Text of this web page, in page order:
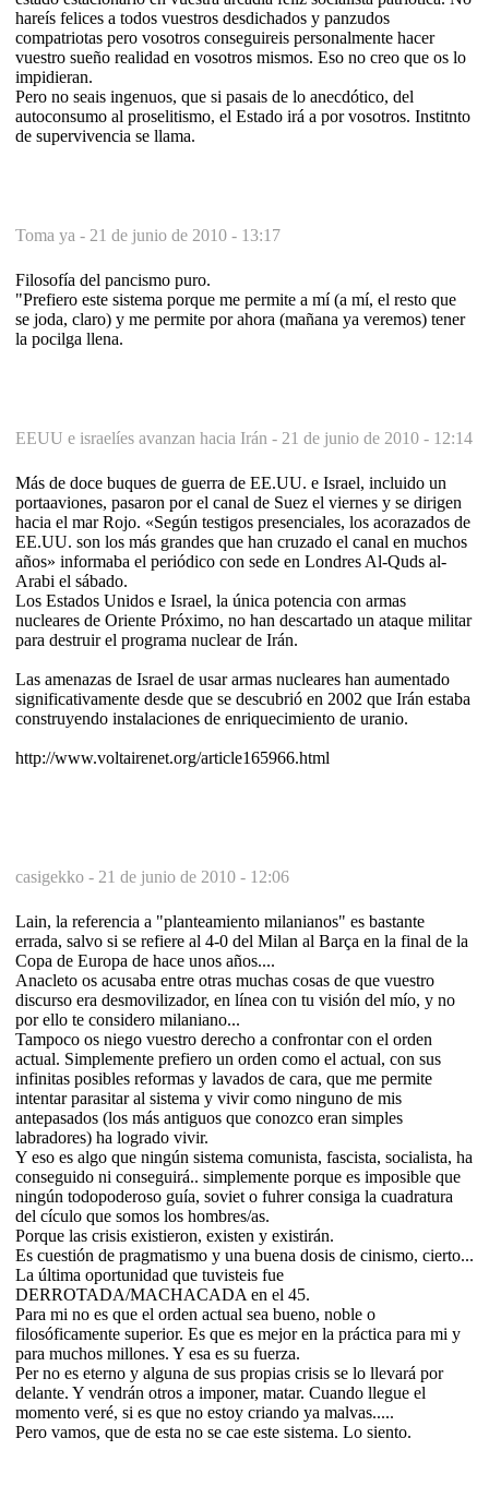
hareís felices a todos vuestros desdichados y panzudos
compatriotas pero vosotros conseguireis personalmente hacer
vuestro sueño realidad en vosotros mismos. Eso no creo que os lo
impidieran.
Pero no seais ingenuos, que si pasais de lo anecdótico, del
autoconsumo al proselitismo, el Estado irá a por vosotros. Institnto
de supervivencia se llama.
Toma ya - 21 de junio de 2010 - 13:17
Filosofía del pancismo puro.
"Prefiero este sistema porque me permite a mí (a mí, el resto que
se joda, claro) y me permite por ahora (mañana ya veremos) tener
la pocilga llena.
EEUU e israelíes avanzan hacia Irán - 21 de junio de 2010 - 12:14
Más de doce buques de guerra de EE.UU. e Israel, incluido un
portaaviones, pasaron por el canal de Suez el viernes y se dirigen
hacia el mar Rojo. «Según testigos presenciales, los acorazados de
EE.UU. son los más grandes que han cruzado el canal en muchos
años» informaba el periódico con sede en Londres Al-Quds al-
Arabi el sábado.
Los Estados Unidos e Israel, la única potencia con armas
nucleares de Oriente Próximo, no han descartado un ataque militar
para destruir el programa nuclear de Irán.
Las amenazas de Israel de usar armas nucleares han aumentado
significativamente desde que se descubrió en 2002 que Irán estaba
construyendo instalaciones de enriquecimiento de uranio.
http://www.voltairenet.org/article165966.html
casigekko - 21 de junio de 2010 - 12:06
Lain, la referencia a "planteamiento milanianos" es bastante
errada, salvo si se refiere al 4-0 del Milan al Barça en la final de la
Copa de Europa de hace unos años....
Anacleto os acusaba entre otras muchas cosas de que vuestro
discurso era desmovilizador, en línea con tu visión del mío, y no
por ello te considero milaniano...
Tampoco os niego vuestro derecho a confrontar con el orden
actual. Simplemente prefiero un orden como el actual, con sus
infinitas posibles reformas y lavados de cara, que me permite
intentar parasitar al sistema y vivir como ninguno de mis
antepasados (los más antiguos que conozco eran simples
labradores) ha logrado vivir.
Y eso es algo que ningún sistema comunista, fascista, socialista, ha
conseguido ni conseguirá.. simplemente porque es imposible que
ningún todopoderoso guía, soviet o fuhrer consiga la cuadratura
del cículo que somos los hombres/as.
Porque las crisis existieron, existen y existirán.
Es cuestión de pragmatismo y una buena dosis de cinismo, cierto...
La última oportunidad que tuvisteis fue
DERROTADA/MACHACADA en el 45.
Para mi no es que el orden actual sea bueno, noble o
filosóficamente superior. Es que es mejor en la práctica para mi y
para muchos millones. Y esa es su fuerza.
Per no es eterno y alguna de sus propias crisis se lo llevará por
delante. Y vendrán otros a imponer, matar. Cuando llegue el
momento veré, si es que no estoy criando ya malvas.....
Pero vamos, que de esta no se cae este sistema. Lo siento.